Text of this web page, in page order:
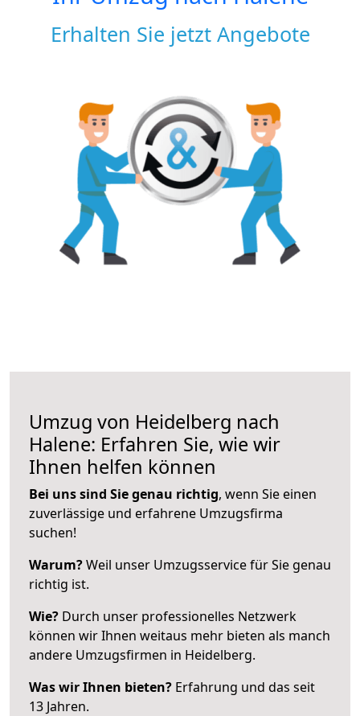
Erhalten Sie jetzt Angebote
Umzug von Heidelberg nach
Halene: Erfahren Sie, wie wir
Ihnen helfen können
Bei uns sind Sie genau richtig, wenn Sie einen
zuverlässige und erfahrene Umzugsfirma
suchen!
Warum?Weil unser Umzugsservice für Sie genau
richtig ist.
Wie? Durch unser professionelles Netzwerk
können wir Ihnen weitaus mehr bieten als manch
andere Umzugsfirmen in Heidelberg.
Was wir Ihnen bieten? Erfahrung und das seit
13 Jahren.